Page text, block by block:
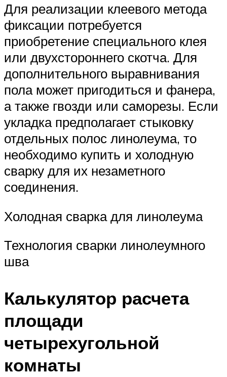
Для реализации клеевого метода
фиксации потребуется
приобретение специального клея
или двухстороннего скотча. Для
дополнительного выравнивания
пола может пригодиться и фанера,
а также гвозди или саморезы. Если
укладка предполагает стыковку
отдельных полос линолеума, то
необходимо купить и холодную
сварку для их незаметного
соединения.
Холодная сварка для линолеума
Технология сварки линолеумного
шва
Калькулятор расчета
площади
четырехугольной
комнаты